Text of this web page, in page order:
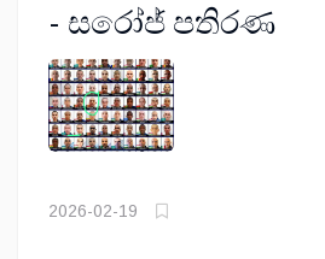
- සරෝජ් පතිරණ
2026-02-19